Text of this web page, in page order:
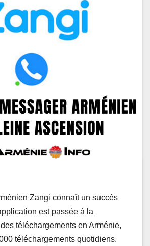
Zangi connaît un succès
est passée à la
téléchargements en Arménie,
téléchargements quotidiens.